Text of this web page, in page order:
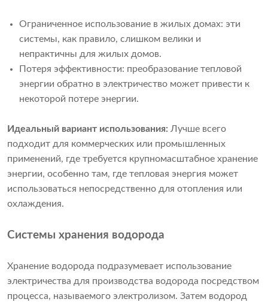
Ограниченное использование в жилых домах: эти
системы, как правило, слишком велики и
непрактичны для жилых домов.
Потеря эффективности: преобразование тепловой
энергии обратно в электричество может привести к
некоторой потере энергии.
Идеальный вариант использования: Лучше всего
подходит для коммерческих или промышленных
применений, где требуется крупномасштабное хранение
энергии, особенно там, где тепловая энергия может
использоваться непосредственно для отопления или
охлаждения.
Системы хранения водорода
Хранение водорода подразумевает использование
электричества для производства водорода посредством
процесса, называемого электролизом. Затем водород